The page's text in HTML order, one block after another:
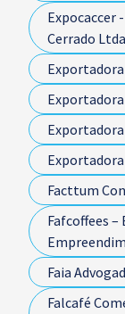
Expocaccer
Cerrado Ltda
Exportadora
Exportadora
Facttum
Fafcoffees
Faia
Falcafé